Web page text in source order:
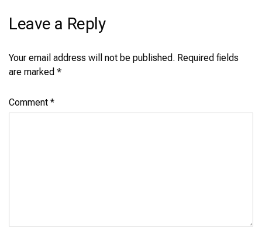
Leave a Reply
Your email address will not be published. Required fields
are marked *
Comment *